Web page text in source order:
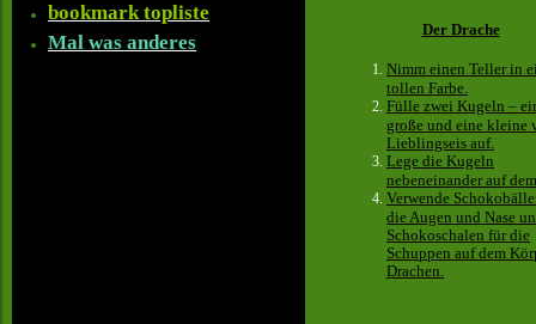
bookmark topliste
Mal was anderes
Der Drache
Nimm einen Teller in
tollen Farbe.
Fülle zwei Kugeln –
große und eine kleine
Lieblingseis auf.
Lege die Kugeln
nebeneinander auf
Verwende
die Augen und Nase
Schokoschalen für die
Schuppen auf dem
Drachen.